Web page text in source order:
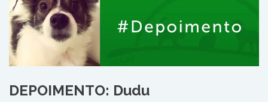
DEPOIMENTO: Dudu